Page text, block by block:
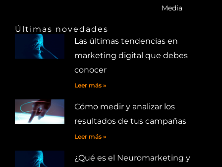
Media
Últimas novedades
Las últimas tendencias en
marketing digital que debes
conocer
Leer más »
Cómo medir y analizar los
resultados de tus campañas
Leer más »
¿Qué es el Neuromarketing y